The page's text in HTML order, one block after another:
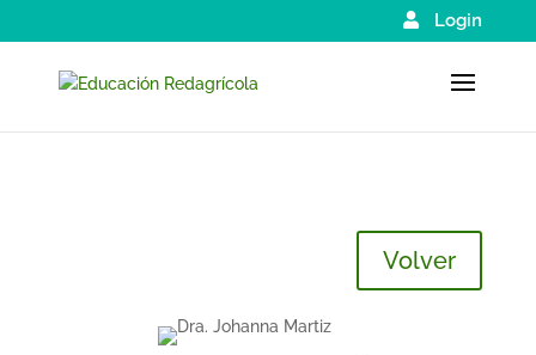
Login
Volver